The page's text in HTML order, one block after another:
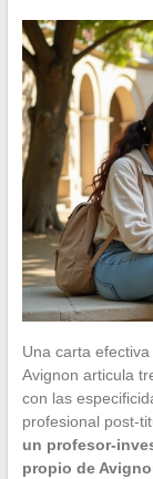
Una carta
Avignon articula
con las
profesional post-
un profesor-
propio de